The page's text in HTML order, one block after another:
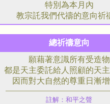
特別為本月內
教宗託我們代禱的意向祈
總祈禱意向
願藉著意識所有受造物
都是天主委託給人照顧的天主
因而對大自然的尊重日漸增
註解：和平之聲